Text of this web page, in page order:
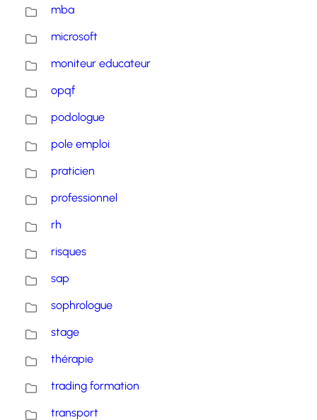
mba
microsoft
moniteur educateur
opqf
podologue
pole emploi
praticien
professionnel
rh
risques
sap
sophrologue
stage
thérapie
trading formation
transport